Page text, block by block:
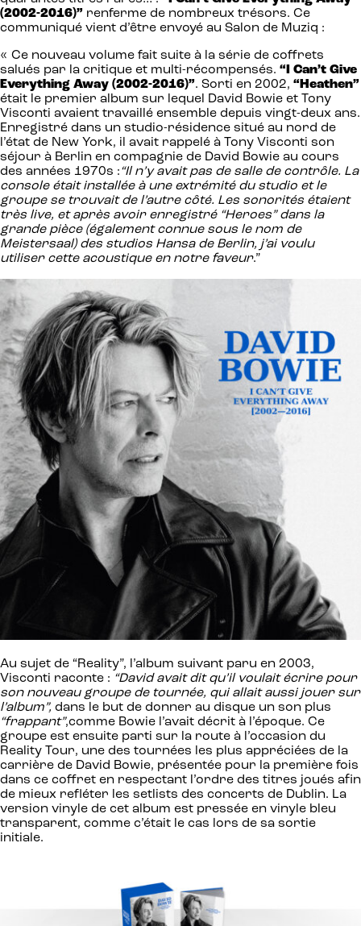
(2002-2016)” renferme de nombreux trésors. Ce
communiqué vient d’être envoyé au Salon de Muziq :
« Ce nouveau volume fait suite à la série de coffrets
salués par la critique et multi-récompensés. “I Can’t Give
Everything Away (2002-2016)”. Sorti en 2002, “Heathen”
était le premier album sur lequel David Bowie et Tony
Visconti avaient travaillé ensemble depuis vingt-deux ans.
Enregistré dans un studio-résidence situé au nord de
l’état de New York, il avait rappelé à Tony Visconti son
séjour à Berlin en compagnie de David Bowie au cours
des années 1970s :“Il n’y avait pas de salle de contrôle. La
console était installée à une extrémité du studio et le
groupe se trouvait de l’autre côté. Les sonorités étaient
très live, et après avoir enregistré “Heroes” dans la
grande pièce (également connue sous le nom de
Meistersaal) des studios Hansa de Berlin, j’ai voulu
utiliser cette acoustique en notre faveur.”
Au sujet de “Reality”, l’album suivant paru en 2003,
Visconti raconte : “David avait dit qu’il voulait écrire pour
son nouveau groupe de tournée, qui allait aussi jouer sur
l’album”, dans le but de donner au disque un son plus
“frappant”,comme Bowie l’avait décrit à l’époque. Ce
groupe est ensuite parti sur la route à l’occasion du
Reality Tour, une des tournées les plus appréciées de la
carrière de David Bowie, présentée pour la première fois
dans ce coffret en respectant l’ordre des titres joués afin
de mieux refléter les setlists des concerts de Dublin. La
version vinyle de cet album est pressée en vinyle bleu
transparent, comme c’était le cas lors de sa sortie
initiale.